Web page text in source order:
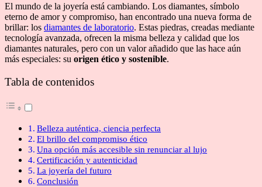
El mundo de la joyería está cambiando. Los diamantes, símbolo
eterno de amor y compromiso, han encontrado una nueva forma de
brillar: los diamantes de laboratorio. Estas piedras, creadas mediante
tecnología avanzada, ofrecen la misma belleza y calidad que los
diamantes naturales, pero con un valor añadido que las hace aún
más especiales: su origen ético y sostenible.
Tabla de contenidos
Belleza auténtica, ciencia perfecta
El brillo del compromiso ético
Una opción más accesible sin renunciar al lujo
Certificación y autenticidad
La joyería del futuro
Conclusión